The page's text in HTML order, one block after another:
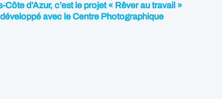
d’Azur, c’est le projet « Rêver au travail »
avec le Centre Photographique